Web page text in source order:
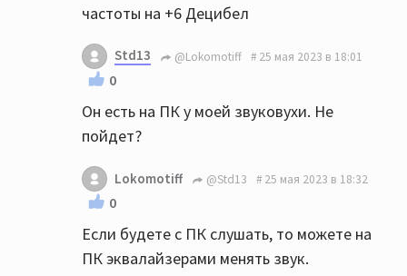
частоты на +6 Децибел
Std13 @Lokomotiff 25 мая 2023 в 18:01
0
Он есть на ПК у моей звуковухи. Не
пойдет?
Lokomotiff @Std13 25 мая 2023 в 18:32
0
Если будете с ПК слушать, то можете на
ПК эквалайзерами менять звук.